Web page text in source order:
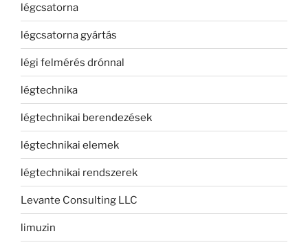
légcsatorna
légcsatorna gyártás
légi felmérés drónnal
légtechnika
légtechnikai berendezések
légtechnikai elemek
légtechnikai rendszerek
Levante Consulting LLC
limuzin